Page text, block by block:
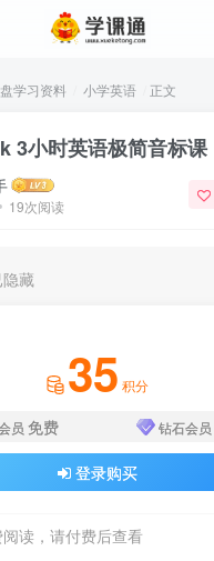
学习资料 小学英语 正文
3小时英语极简音标课
19次阅读
藏
35 积分
员 免费 钻石会员
登录购买
读，请付费后查看